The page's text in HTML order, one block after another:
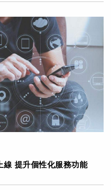
線 提升個性化服務功能